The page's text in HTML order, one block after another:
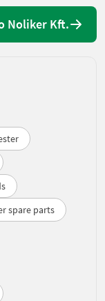
Noliker Kft.
spare parts